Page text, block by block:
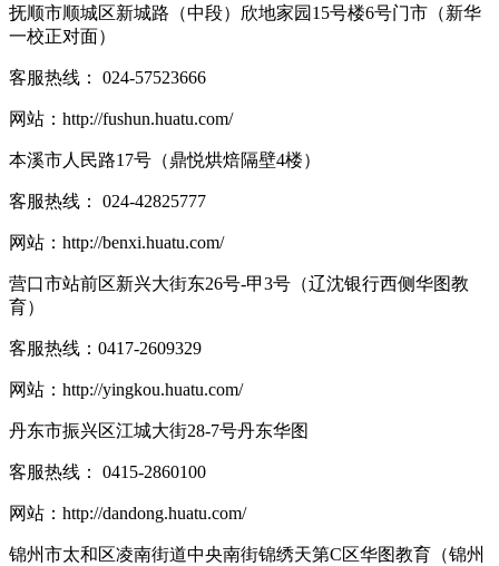
抚顺市顺城区新城路（中段）欣地家园15号楼6号门市（新华
一校正对面）
客服热线： 024-57523666
网站： http://fushun.huatu.com/
本溪市人民路17号（鼎悦烘焙隔壁4楼）
客服热线： 024-42825777
网站： http://benxi.huatu.com/
营口市站前区新兴大街东26号-甲3号（辽沈银行西侧华图教
育）
客服热线： 0417-2609329
网站： http://yingkou.huatu.com/
丹东市振兴区江城大街28-7号丹东华图
客服热线： 0415-2860100
网站： http://dandong.huatu.com/
锦州市太和区凌南街道中央南街锦绣天第C区华图教育（锦州